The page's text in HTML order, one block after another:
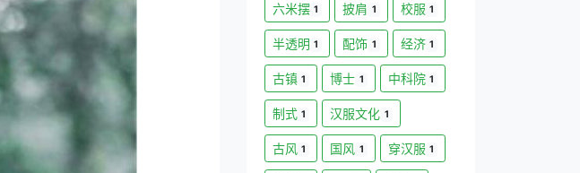
六米摆 1 披肩 1 校服 1
半透明 1 配饰 1 经济 1
古镇 1 博士 1 中科院 1
制式 1 汉服文化 1
古风 1 国风 1 穿汉服 1